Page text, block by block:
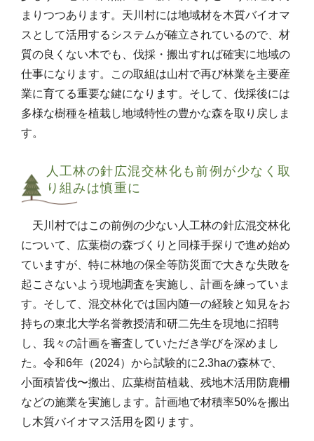
まりつつあります。天川村には地域材を木質バイオマ
スとして活用するシステムが確立されているので、材
質の良くない木でも、伐採・搬出すれば確実に地域の
仕事になります。この取組は山村で再び林業を主要産
業に育てる重要な鍵になります。そして、伐採後には
多様な樹種を植栽し地域特性の豊かな森を取り戻しま
す。
人工林の針広混交林化も前例が少なく取
り組みは慎重に
天川村ではこの前例の少ない人工林の針広混交林化
について、広葉樹の森づくりと同様手探りで進め始め
ていますが、特に林地の保全等防災面で大きな失敗を
起こさないよう現地調査を実施し、計画を練っていま
す。そして、混交林化では国内随一の経験と知見をお
持ちの東北大学名誉教授清和研二先生を現地に招聘
し、我々の計画を審査していただき学びを深めまし
た。令和6年（2024）から試験的に2.3haの森林で、
小面積皆伐〜搬出、広葉樹苗植栽、残地木活用防鹿柵
などの施業を実施します。計画地で材積率50%を搬出
し木質バイオマス活用を図ります。